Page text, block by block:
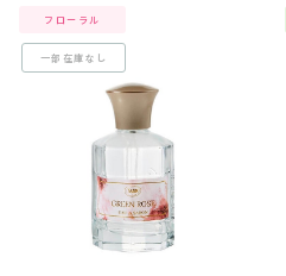
フローラル
一部在庫なし